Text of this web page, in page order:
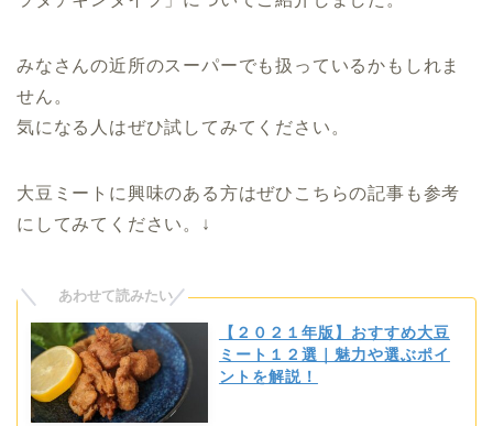
みなさんの近所のスーパーでも扱っているかもしれま
せん。
気になる人はぜひ試してみてください。
大豆ミートに興味のある方はぜひこちらの記事も参考
にしてみてください。↓
【２０２１年版】おすすめ大豆
ミート１２選｜魅力や選ぶポイ
ントを解説！